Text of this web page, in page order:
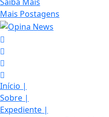
Mais Postagens
Início |
Sobre |
Expediente |